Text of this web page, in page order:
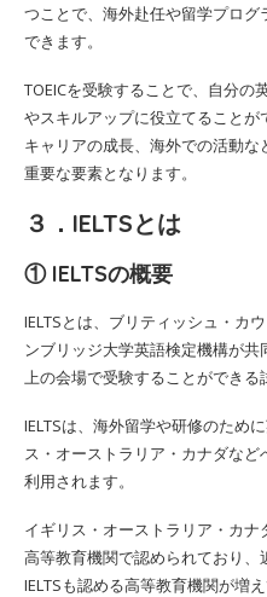
つことで、海外赴任や留学プロ
できます。
TOEICを受験することで、自分の
やスキルアップに役立てることが
キャリアの成長、海外での活動な
重要な要素となります。
３．IELTSとは
① IELTSの概要
IELTSとは、ブリティッシュ・カ
ンブリッジ大学英語検定機構が
上の会場で受験することができる
IELTSは、海外留学や研修のため
ス・オーストラリア・カナダな
利用されます。
イギリス・オーストラリア・カ
高等教育機関で認められており、
IELTSも認める高等教育機関が増え